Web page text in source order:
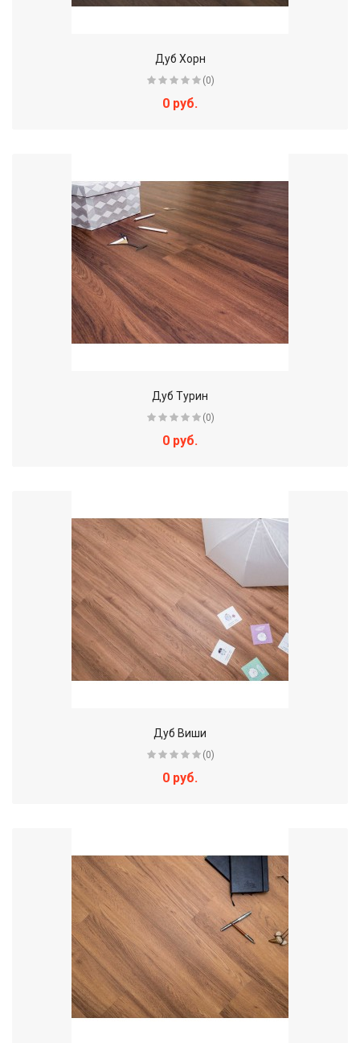
Дуб Хорн
(0)
0 руб.
Дуб Турин
(0)
0 руб.
Дуб Виши
(0)
0 руб.